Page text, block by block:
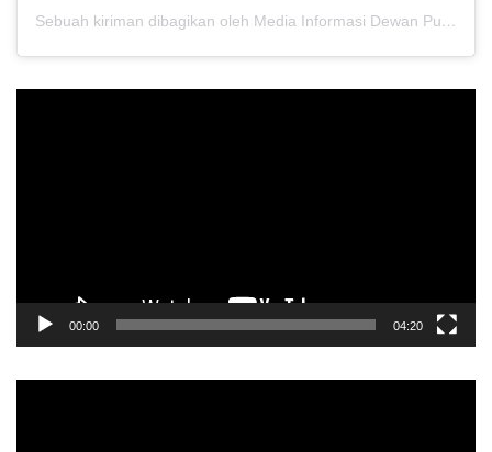
Sebuah kiriman dibagikan oleh Media Informasi Dewan Pusat Persaudaraan Setia Hati Terate (@media.dewanpusat)
00:00 04:20